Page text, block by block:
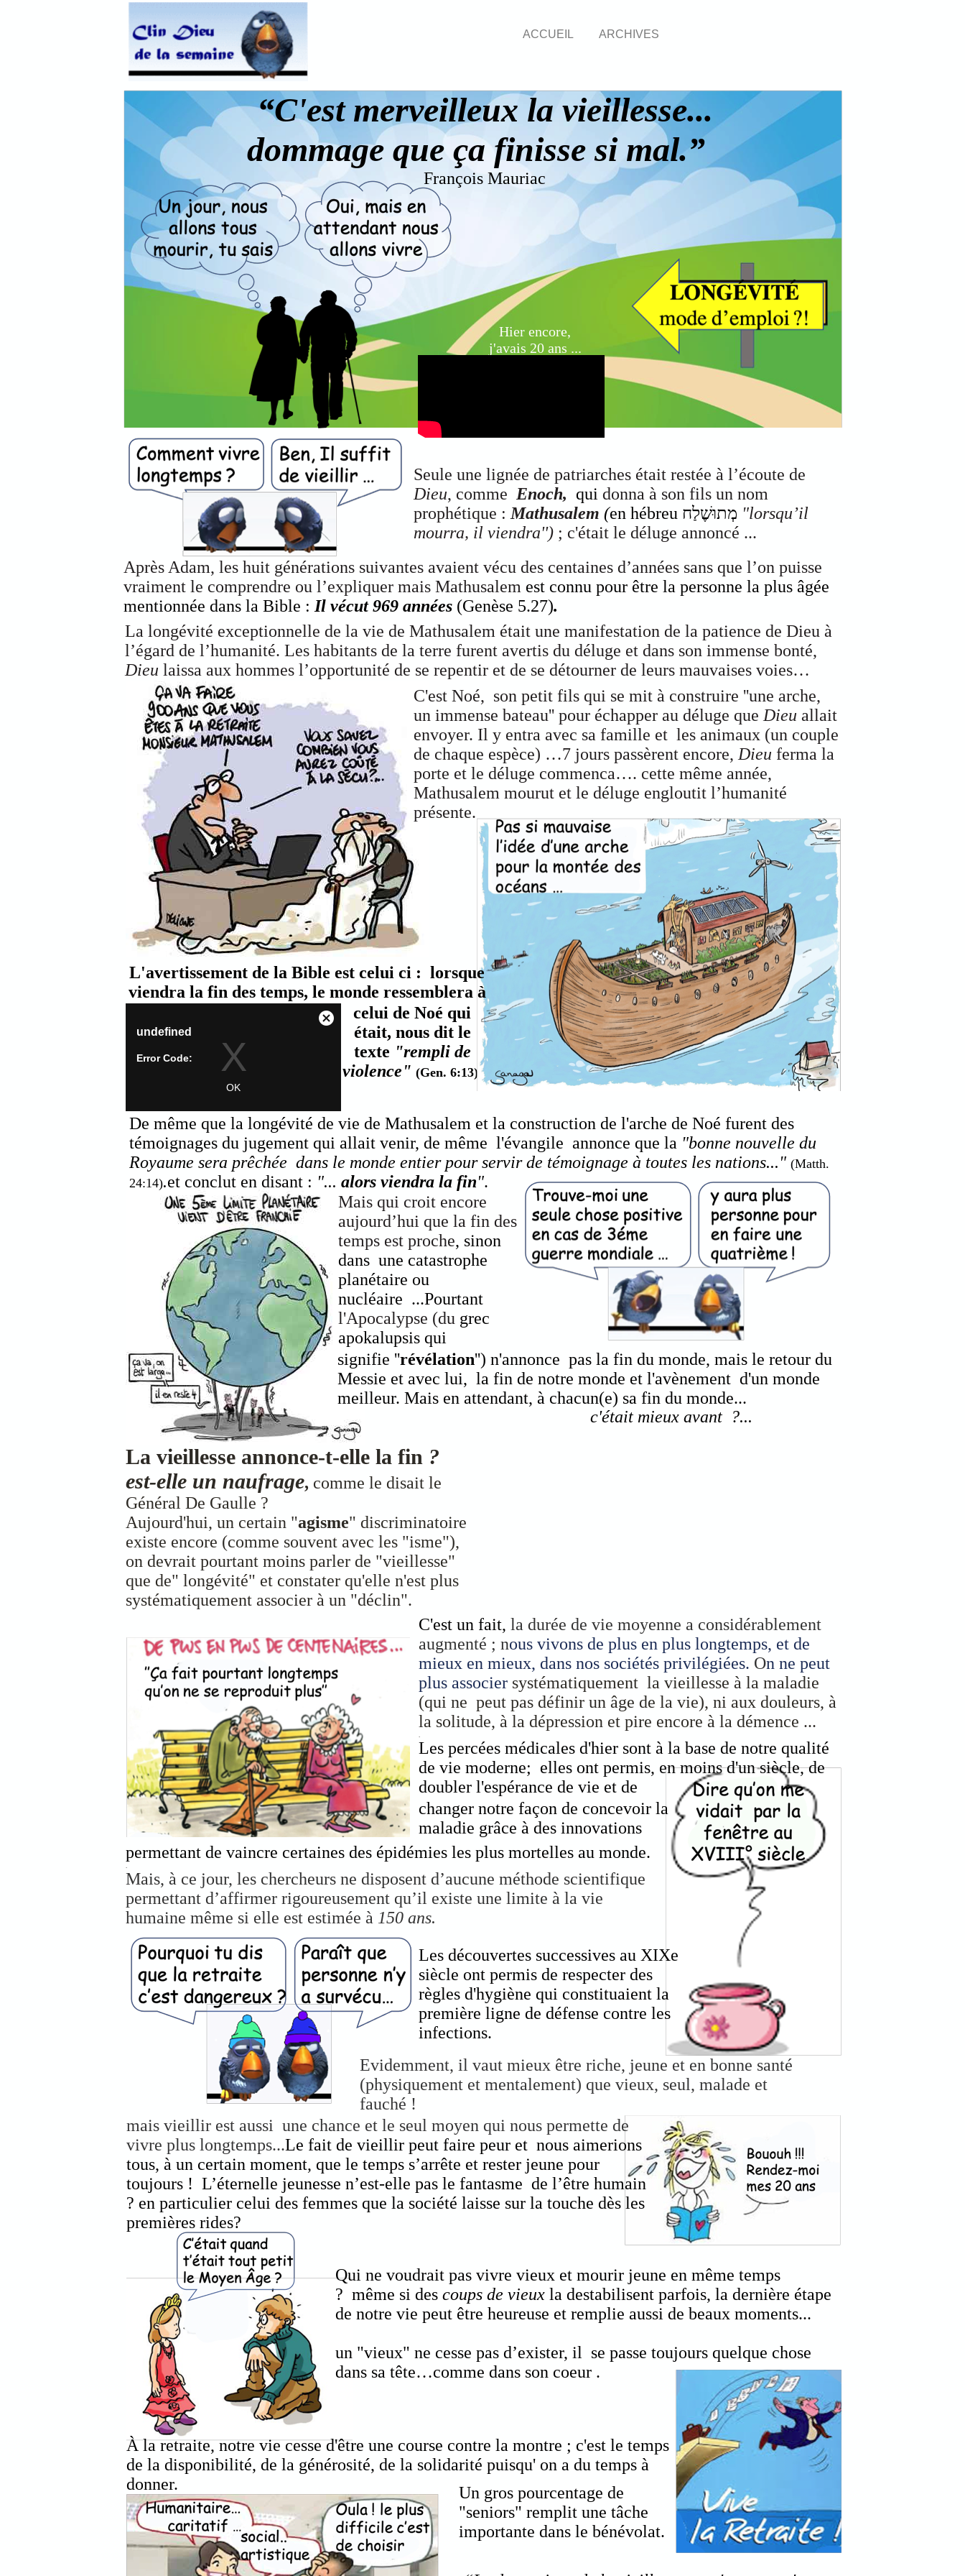
ACCUEIL ARCHIVES
Evidemment, il vaut mieux être riche, jeune et en bonne santé
(physiquement et mentalement) que vieux, seul, malade et
fauché !
Seule une lignée de patriarches était restée à l’écoute de
Dieu, comme Enoch, quidonna à son fils un nom
prophétique : Mathusalem ( en hébreu מְתוּשֶׁלַח "lorsqu’il
mourra, il viendra'') ; c'était le déluge annoncé ...
Un gros pourcentage de
"seniors" remplit une tâche
importante dans le bénévolat.
“C'est merveilleux la vieillesse...
dommage que ça finisse si mal.”
François Mauriac
mais vieillir est aussi une chance et le seul moyen qui nous permette de
vivre plus longtemps...Le fait de vieillir peut faire peur et nous aimerions
tous, à un certain moment, que le temps s’arrête et rester jeune pour
toujours ! L’éternelle jeunesse n’est-elle pas le fantasme de l’être humain
? en particulier celui des femmes que la société laisse sur la touche dès les
premières rides?
Qui ne voudrait pas vivre vieux et mourir jeune en même temps
? même si des coups de vieuxla destabilisent parfois, la dernière étape
de notre vie peut être heureuse et remplie aussi de beaux moments...
un "vieux" ne cesse pas d’exister, il se passe toujours quelque chose
dans sa tête…comme dans son coeur .
À la retraite, notre vie cesse d'être une course contre la montre ; c'est le temps
de la disponibilité, de la générosité, de la solidarité puisqu' on a du temps à
donner.
Après Adam, les huit générations suivantes avaient vécu des centaines d’années sans que l’on puisse
vraiment le comprendre ou l’expliquer mais Mathusalem est connu pour être la personne la plus âgée
mentionnée dans la Bible : Il vécut 969 années (Genèse 5.27).
Les découvertes successives au XIXe
siècle ont permis de respecter des
règles d'hygiène qui constituaient la
première ligne de défense contre les
infections.
Hierencore,
j'avais 20 ans ...
La longévité exceptionnelle de la vie de Mathusalem était une manifestation de la patience de Dieu à
l’égard de l’humanité. Les habitants de la terre furent avertis du déluge et dans son immense bonté,
Dieu laissa aux hommes l’opportunité de se repentir et de se détourner de leurs mauvaises voies…
C'est Noé, son petit fils qui se mit à construire ''une arche,
un immense bateau'' pour échapper au déluge que Dieu allait
envoyer. Il y entra avec sa famille et les animaux (un couple
de chaque espèce) …7 jours passèrent encore, Dieu ferma la
porte et le déluge commenca…. cette même année,
Mathusalem mourut et le déluge engloutit l’humanité
présente.
celui de Noé qui
était, nous dit le
texte "rempli de
violence"(Gen. 6:13).
L'avertissement de la Bible est celui ci : lorsque
viendra la fin des temps, le monde ressemblera à
La vieillesse annonce-t-elle la fin ?
est-elle un naufrage, comme le disait le
Général De Gaulle ?
Aujourd'hui, un certain "agisme" discriminatoire
existe encore (comme souvent avec les "isme"),
on devrait pourtant moins parler de "vieillesse"
que de" longévité" et constater qu'elle n'est plus
systématiquement associer à un "déclin".
De même que la longévité de vie de Mathusalem et la construction de l'arche de Noé furent des
témoignages du jugement qui allait venir, de même l'évangile annonce que la "bonne nouvelle du
Royaume sera prêchée dans le monde entier pour servir de témoignage à toutes les nations..." (Matth.
24:14).et conclut en disant : "...alors viendra la fin".
C'est un fait, la durée de vie moyenne a considérablement
augmenté ; nous vivons de plus en plus longtemps, et de
mieux en mieux, dans nos sociétés privilégiées. On ne peut
plus associersystématiquement la vieillesse à la maladie
(qui ne peut pas définir un âge de la vie), ni aux douleurs, à
la solitude, à la dépression et pire encore à la démence ...
Les percées médicales d'hier sont à la base de notre qualité
de vie moderne; elles ont permis, en moins d'un siècle, de
doubler l'espérance de vie et de
permettant de vaincre certaines des épidémies les plus mortelles au monde.
Mais, à ce jour, les chercheurs ne disposent d’aucune méthode scientifique
permettant d’affirmer rigoureusement qu’il existe une limite à la vie
humaine même si elle est estimée à 150 ans.
changer notre façon de concevoir la
maladie grâce à des innovations
Mais qui croit encore
aujourd’hui que la fin des
temps est proche, sinon
dans une catastrophe
planétaire ou
nucléaire ...Pourtant
l'Apocalypse (du grec
apokalupsis qui
signifie ''révélation'') n'annonce pas la fin du monde, mais le retour du
Messie et avec lui, la fin de notre monde et l'avènement d'un monde
meilleur. Mais en attendant, à chacun(e) sa fin du monde...
c'était mieux avant ?...